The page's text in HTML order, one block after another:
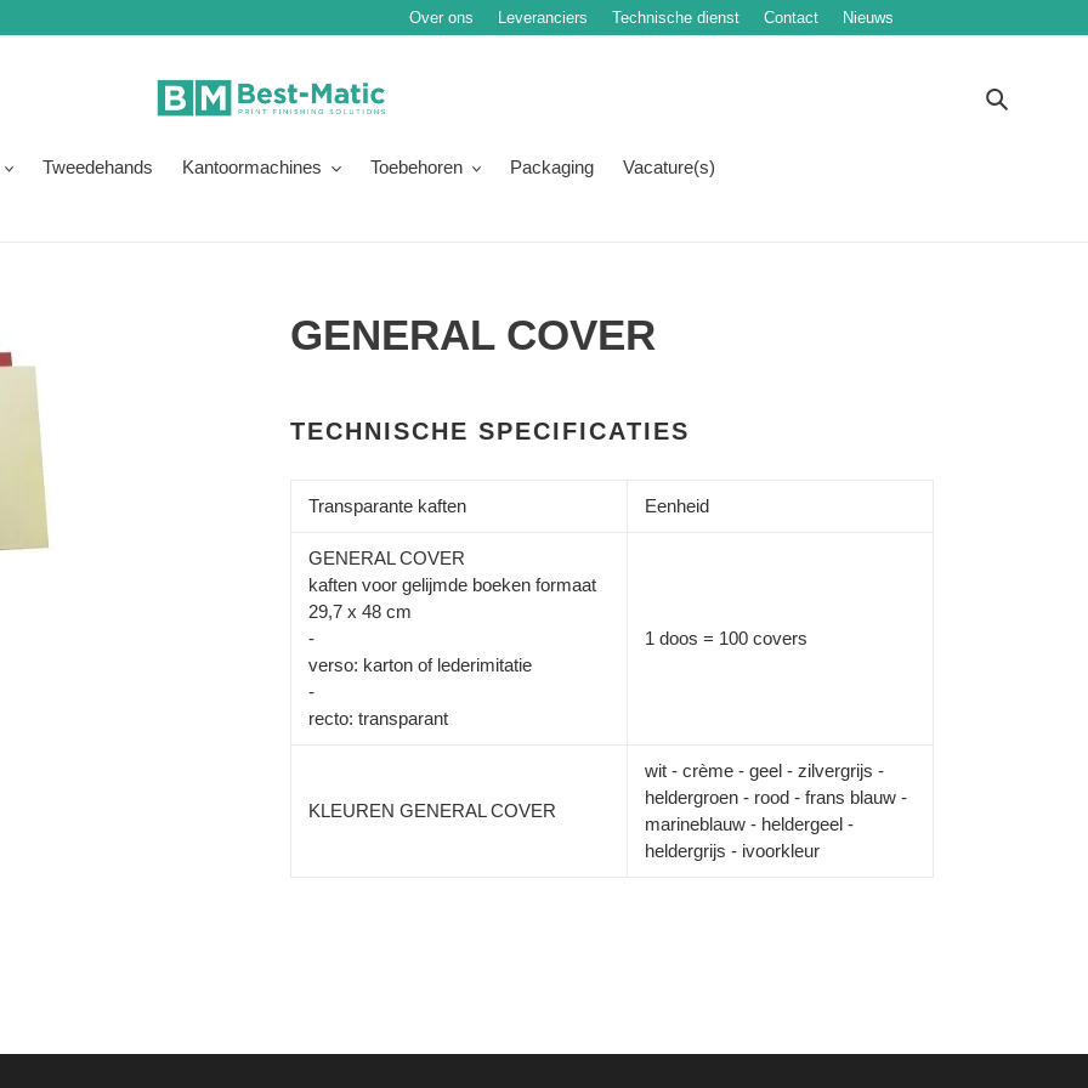
Over ons Leveranciers Technische dienst Contact Nieuws
Tweedehands Kantoormachines Toebehoren Packaging Vacature(s)
GENERAL COVER
prijs
toegevoegen
winkelwagen
TECHNISCHE SPECIFICATIES
Transparante kaften Eenheid
GENERAL COVER
kaften voor gelijmde boeken formaat
29,7 x 48 cm
-
verso: karton of lederimitatie
-
recto: transparant
1 doos = 100 covers
KLEUREN GENERAL COVER
wit - crème - geel - zilvergrijs -
heldergroen - rood - frans blauw -
marineblauw - heldergeel -
heldergrijs - ivoorkleur